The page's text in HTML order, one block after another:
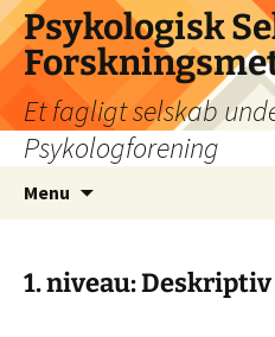
Psykologisk
Et fagligt selskab
Psykologforening
Menu
1. niveau: